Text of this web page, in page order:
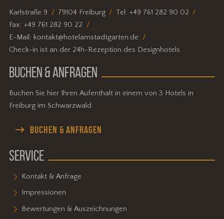
Karlstraße 9 79104 Freiburg Tel: +49 761 282 90 02
Fax:+49 761 282 90 22
E-Mail: kontakt@hotelamstadtgarten.de
Check-in ist an der 24h-Rezeption des Designhotels
BUCHEN & ANFRAGEN
Buchen Sie hier Ihren Aufenthalt in einem von 3 Hotels in
Freiburg im Schwarzwald
BUCHEN & ANFRAGEN
SERVICE
Kontakt & Anfrage
Impressionen
Bewertungen & Auszeichnungen